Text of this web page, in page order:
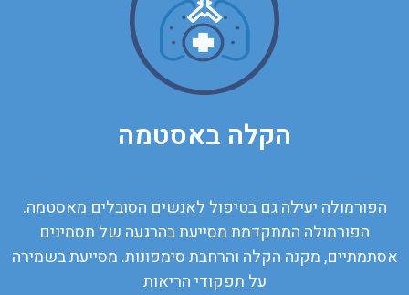
הקלה באסטמה
הפורמולה יעילה גם בטיפול לאנשים הסובלים מאסטמה.
הפורמולה המתקדמת מסייעת בהרגעה של תסמינים
אסתמתיים, מקנה הקלה והרחבת סימפונות. מסייעת בשמירה
על תפקודי הריאות